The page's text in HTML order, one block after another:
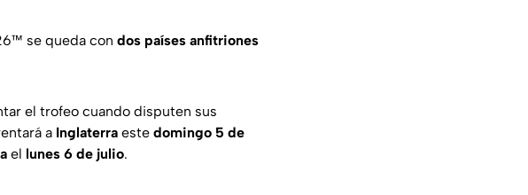
se queda con dos países anfitriones
el trofeo cuando disputen sus
a Inglaterra este domingo 5 de
el lunes 6 de julio.